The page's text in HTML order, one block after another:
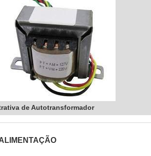
de Autotransformador